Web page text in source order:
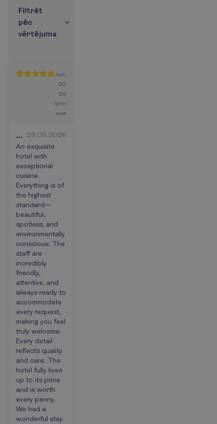
Filtrēt
pēc
vērtējuma
Jun.
20
26
Ģim
ene
Very
amazing
♥️
29.06.2026
An exquisite
hotel with
exceptional
cuisine.
Everything is of
the highest
standard—
beautiful,
spotless, and
environmentally
conscious. The
staff are
incredibly
friendly,
attentive, and
always ready to
accommodate
every request,
making you feel
truly welcome.
Every detail
reflects quality
and care. The
hotel fully lives
up to its price
and is worth
every penny.
We had a
wonderful stay